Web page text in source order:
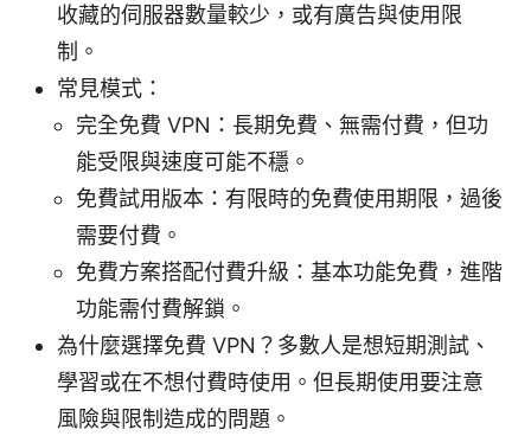
收藏的伺服器數量較少，或有廣告與使用限
制。
常見模式：
完全免費 VPN：長期免費、無需付費，但功
能受限與速度可能不穩。
免費試用版本：有限時的免費使用期限，過後
需要付費。
免費方案搭配付費升級：基本功能免費，進階
功能需付費解鎖。
為什麼選擇免費 VPN？多數人是想短期測試、
學習或在不想付費時使用。但長期使用要注意
風險與限制造成的問題。